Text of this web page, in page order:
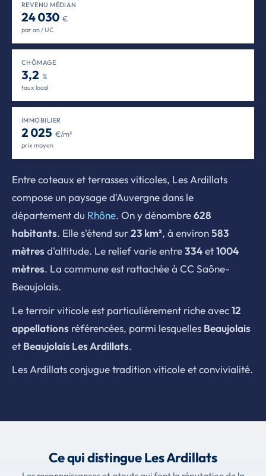
REVENU MÉDIAN
24 030 €
par an / UC
CHÔMAGE
3,2 %
taux local
IMMOBILIER
2 025 €/m²
prix moyen
Entre coteaux et terrasses viticoles, Les Ardillats
compose un paysage d'Auvergne dans le
département du Rhône. On y dénombre628
habitants. Elle s'étend sur23 km², à environ583
mètres d'altitude. Le relief varie entre334et1004
mètres. La commune est rattachée à CC Saône-
Beaujolais.
Le terroir viticole est particulièrement riche avec12
appellations référencées, parmi lesquelles Beaujolais
et Beaujolais Les Ardillats.
Les Ardillats conjugue tradition viticole et convivialité.
Ce qui distingue Les Ardillats